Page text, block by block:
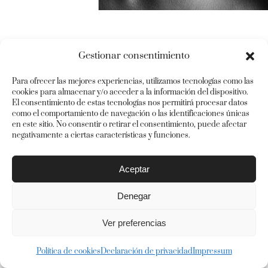
Gestionar consentimiento
Para ofrecer las mejores experiencias, utilizamos tecnologías como las
cookies para almacenar y/o acceder a la información del dispositivo.
El consentimiento de estas tecnologías nos permitirá procesar datos
como el comportamiento de navegación o las identificaciones únicas
en este sitio. No consentir o retirar el consentimiento, puede afectar
negativamente a ciertas características y funciones.
Aceptar
Denegar
Ver preferencias
Política de cookiesDeclaración de privacidadImpressum
Aviso legal–Política de cookies–Política de privacidad